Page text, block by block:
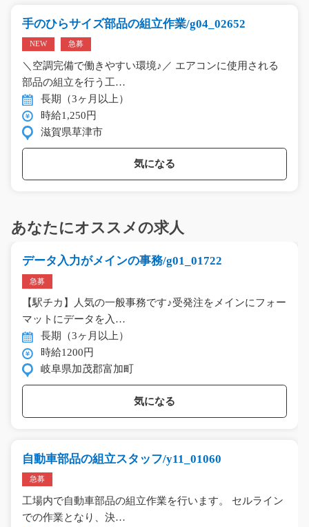
手のひらサイズ部品の組立作業/g04_02652
NEW 急募
＼空調完備で働きやすい環境♪／ エアコンに使用される
部品の組立を行う工…
長期（3ヶ月以上）
時給1,250円
滋賀県草津市
気になる
あなたにオススメの求人
データ入力がメインの事務/g01_01722
急募
【駅チカ】人気の一般事務です♪受発注をメインにフォー
マットにデータを入…
長期（3ヶ月以上）
時給1200円
岐阜県加茂郡富加町
気になる
自動車部品の組立スタッフ/y11_01060
急募
工場内で自動車部品の組立作業を行います。 セルライン
での作業となり、決…